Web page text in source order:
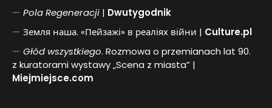
PolaRegeneracji | Dwutygodnik
Земля наша. «Пейзажі» в реаліях війни | Culture.pl
Głód wszystkiego. Rozmowa o przemianach lat 90.
z kuratorami wystawy „Scena z miasta” |
Miejmiejsce.com